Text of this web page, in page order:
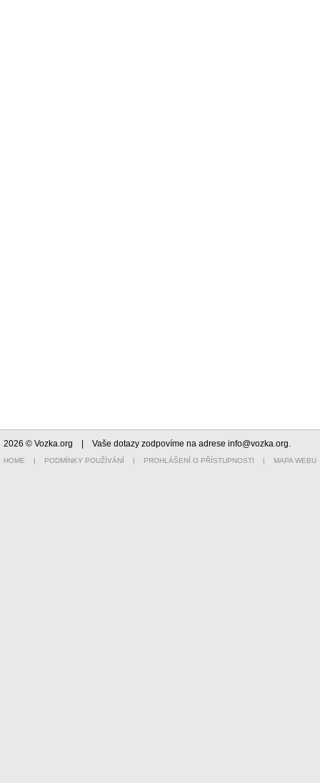
2026 © Vozka.org | Vaše dotazy zodpovíme na adrese info@vozka.org.
HOME | PODMÍNKY POUŽÍVÁNÍ | PROHLÁŠENÍ O PŘÍSTUPNOSTI | MAPA WEBU